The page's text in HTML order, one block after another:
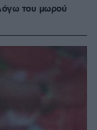
του μωρού